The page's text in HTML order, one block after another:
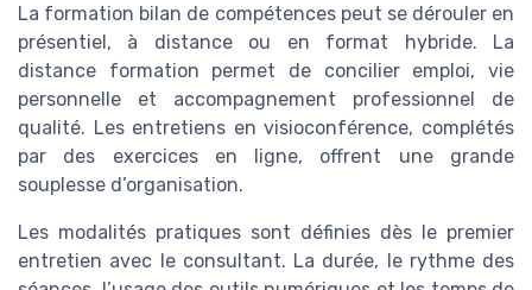
La formation bilan de compétences peut se dérouler en
présentiel, à distance ou en format hybride. La
distance formation permet de concilier emploi, vie
personnelle et accompagnement professionnel de
qualité. Les entretiens en visioconférence, complétés
par des exercices en ligne, offrent une grande
souplesse d’organisation.
Les modalités pratiques sont définies dès le premier
entretien avec le consultant. La durée, le rythme des